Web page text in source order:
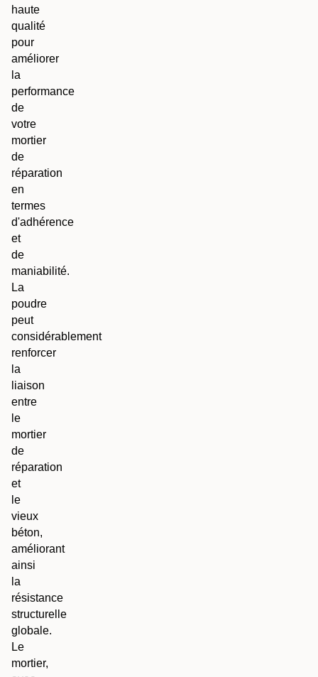
haute
qualité
pour
améliorer
la
performance
de
votre
mortier
de
réparation
en
termes
d'adhérence
et
de
maniabilité.
La
poudre
peut
considérablement
renforcer
la
liaison
entre
le
mortier
de
réparation
et
le
vieux
béton,
améliorant
ainsi
la
résistance
structurelle
globale.
Le
mortier,